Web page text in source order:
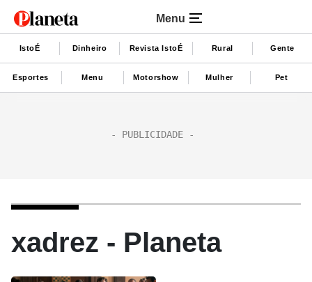
Menu
IstoÉ Dinheiro Revista IstoÉ Rural Gente
Esportes Menu Motorshow Mulher Pet
xadrez - Planeta